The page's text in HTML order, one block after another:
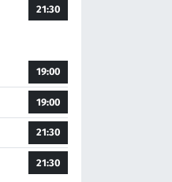
21:30
19:00
19:00
21:30
21:30